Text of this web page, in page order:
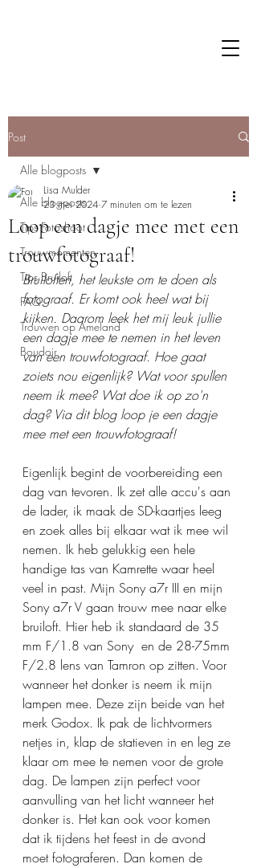
Post
Alle blogposts
Tips Fotoshoot
Trouwmomenten
Tips Bruiloft
FAQ
Trouwen op Ameland
Boudoir
Alle blogposts
Loop een dagje mee met een
trouwfotograaf!
Lisa Mulder
23 mei 2024 7 minuten om te lezen
Bruiloften, het leukste om te doen als
fotograaf. Er komt ook heel wat bij
kijken. Daarom leek het mij leuk jullie
een dagje mee te nemen in het leven
van een trouwfotograaf. Hoe gaat
zoiets nou eigenlijk? Wat voor spullen
neem ik mee? Wat doe ik op zo'n
dag? Via dit blog loop je een dagje
mee met een trouwfotograaf!
Eigenlijk begint de voorbereiding een
dag van tevoren. Ik zet alle accu's aan
de lader, ik maak de SD-kaartjes leeg
en zoek alles bij elkaar wat ik mee wil
nemen. Ik heb gelukkig een hele
handige tas van Kamrette waar heel
veel in past. Mijn Sony a7r III en mijn
Sony a7r V gaan trouw mee naar elke
bruiloft. Hier heb ik standaard de 35
mm F/1.8 van Sony  en de 28-75mm
F/2.8 lens van Tamron op zitten. Voor
wanneer het donker is neem ik mijn
lampen mee. Deze zijn beide van het
merk Godox. Ik pak de lichtvormers
netjes in, klap de statieven in en leg ze
klaar om mee te nemen voor de grote
dag. De lampen zijn perfect voor
aanvulling van het licht wanneer het
donker is. Het kan ook voor komen
dat ik tijdens het feest in de avond
moet fotograferen. Dan komen de